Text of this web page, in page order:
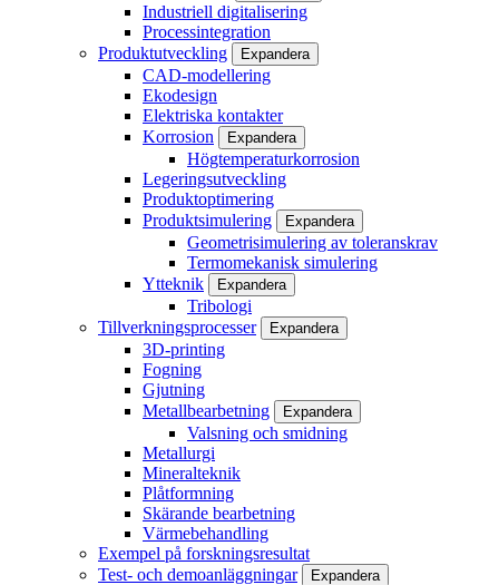
Industriell digitalisering
Processintegration
Produktutveckling
Expandera
CAD-modellering
Ekodesign
Elektriska kontakter
Korrosion
Expandera
Högtemperaturkorrosion
Legeringsutveckling
Produktoptimering
Produktsimulering
Expandera
Geometrisimulering av toleranskrav
Termomekanisk simulering
Ytteknik
Expandera
Tribologi
Tillverkningsprocesser
Expandera
3D-printing
Fogning
Gjutning
Metallbearbetning
Expandera
Valsning och smidning
Metallurgi
Mineralteknik
Plåtformning
Skärande bearbetning
Värmebehandling
Exempel på forskningsresultat
Test- och demoanläggningar
Expandera